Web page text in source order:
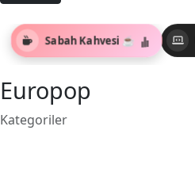
Sabah Kahvesi ☕
Europop
Kategoriler